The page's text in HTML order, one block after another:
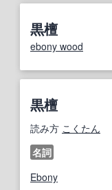
黒檀
ebony wood
黒檀
読み方 こくたん
名詞
Ebony